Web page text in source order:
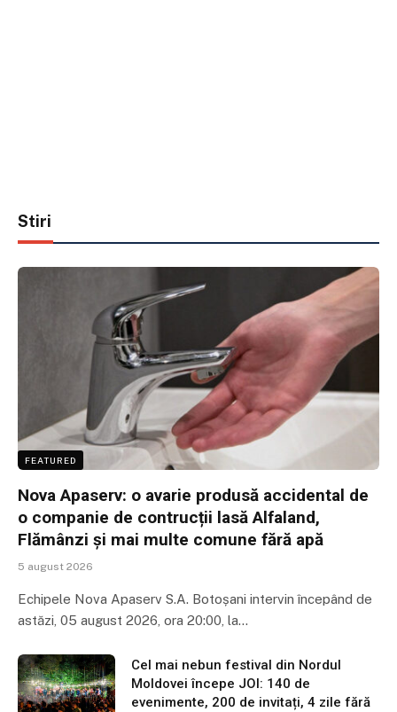
Stiri
FEATURED
Nova Apaserv: o avarie produsă accidental de
o companie de contrucții lasă Alfaland,
Flămânzi și mai multe comune fără apă
5 august 2026
Echipele Nova Apaserv S.A. Botoșani intervin începând de
astăzi, 05 august 2026, ora 20:00, la…
Cel mai nebun festival din Nordul
Moldovei începe JOI: 140 de
evenimente, 200 de invitați, 4 zile fără